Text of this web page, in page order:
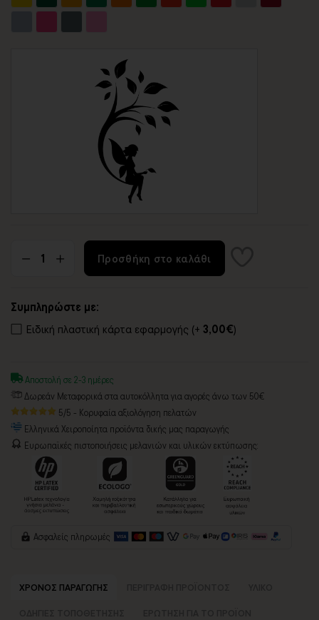
Προσθήκη στο καλάθι
Συμπληρώστε με:
Ειδική πλαστική κάρτα εφαρμογής (+ 3,00€)
Αποστολή σε 2-3 ημέρες
Δωρεάν Μεταφορικά στα αυτοκόλλητα για αγορές άνω των 50€
5/5 - Κορυφαία αξιολόγηση πελατών
Ελληνικά Χειροποίητα προϊόντα δικής μας παραγωγής
Ευρωπαϊκές πιστοποιήσεις μελανιών και υλικών εκτύπωσης:
Ασφαλείς πληρωμές
ΧΡΟΝΟΣ ΠΑΡΑΓΩΓΗΣ